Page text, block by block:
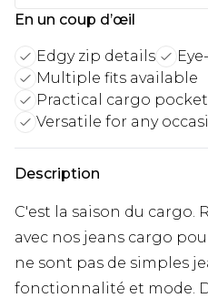
En un coup d’œil
Edgy zip details
Multiple fits available
Practical cargo
Versatile for any
Description
C'est la saison du cargo.
avec nos jeans cargo
ne sont pas de simples
fonctionnalité et mode.